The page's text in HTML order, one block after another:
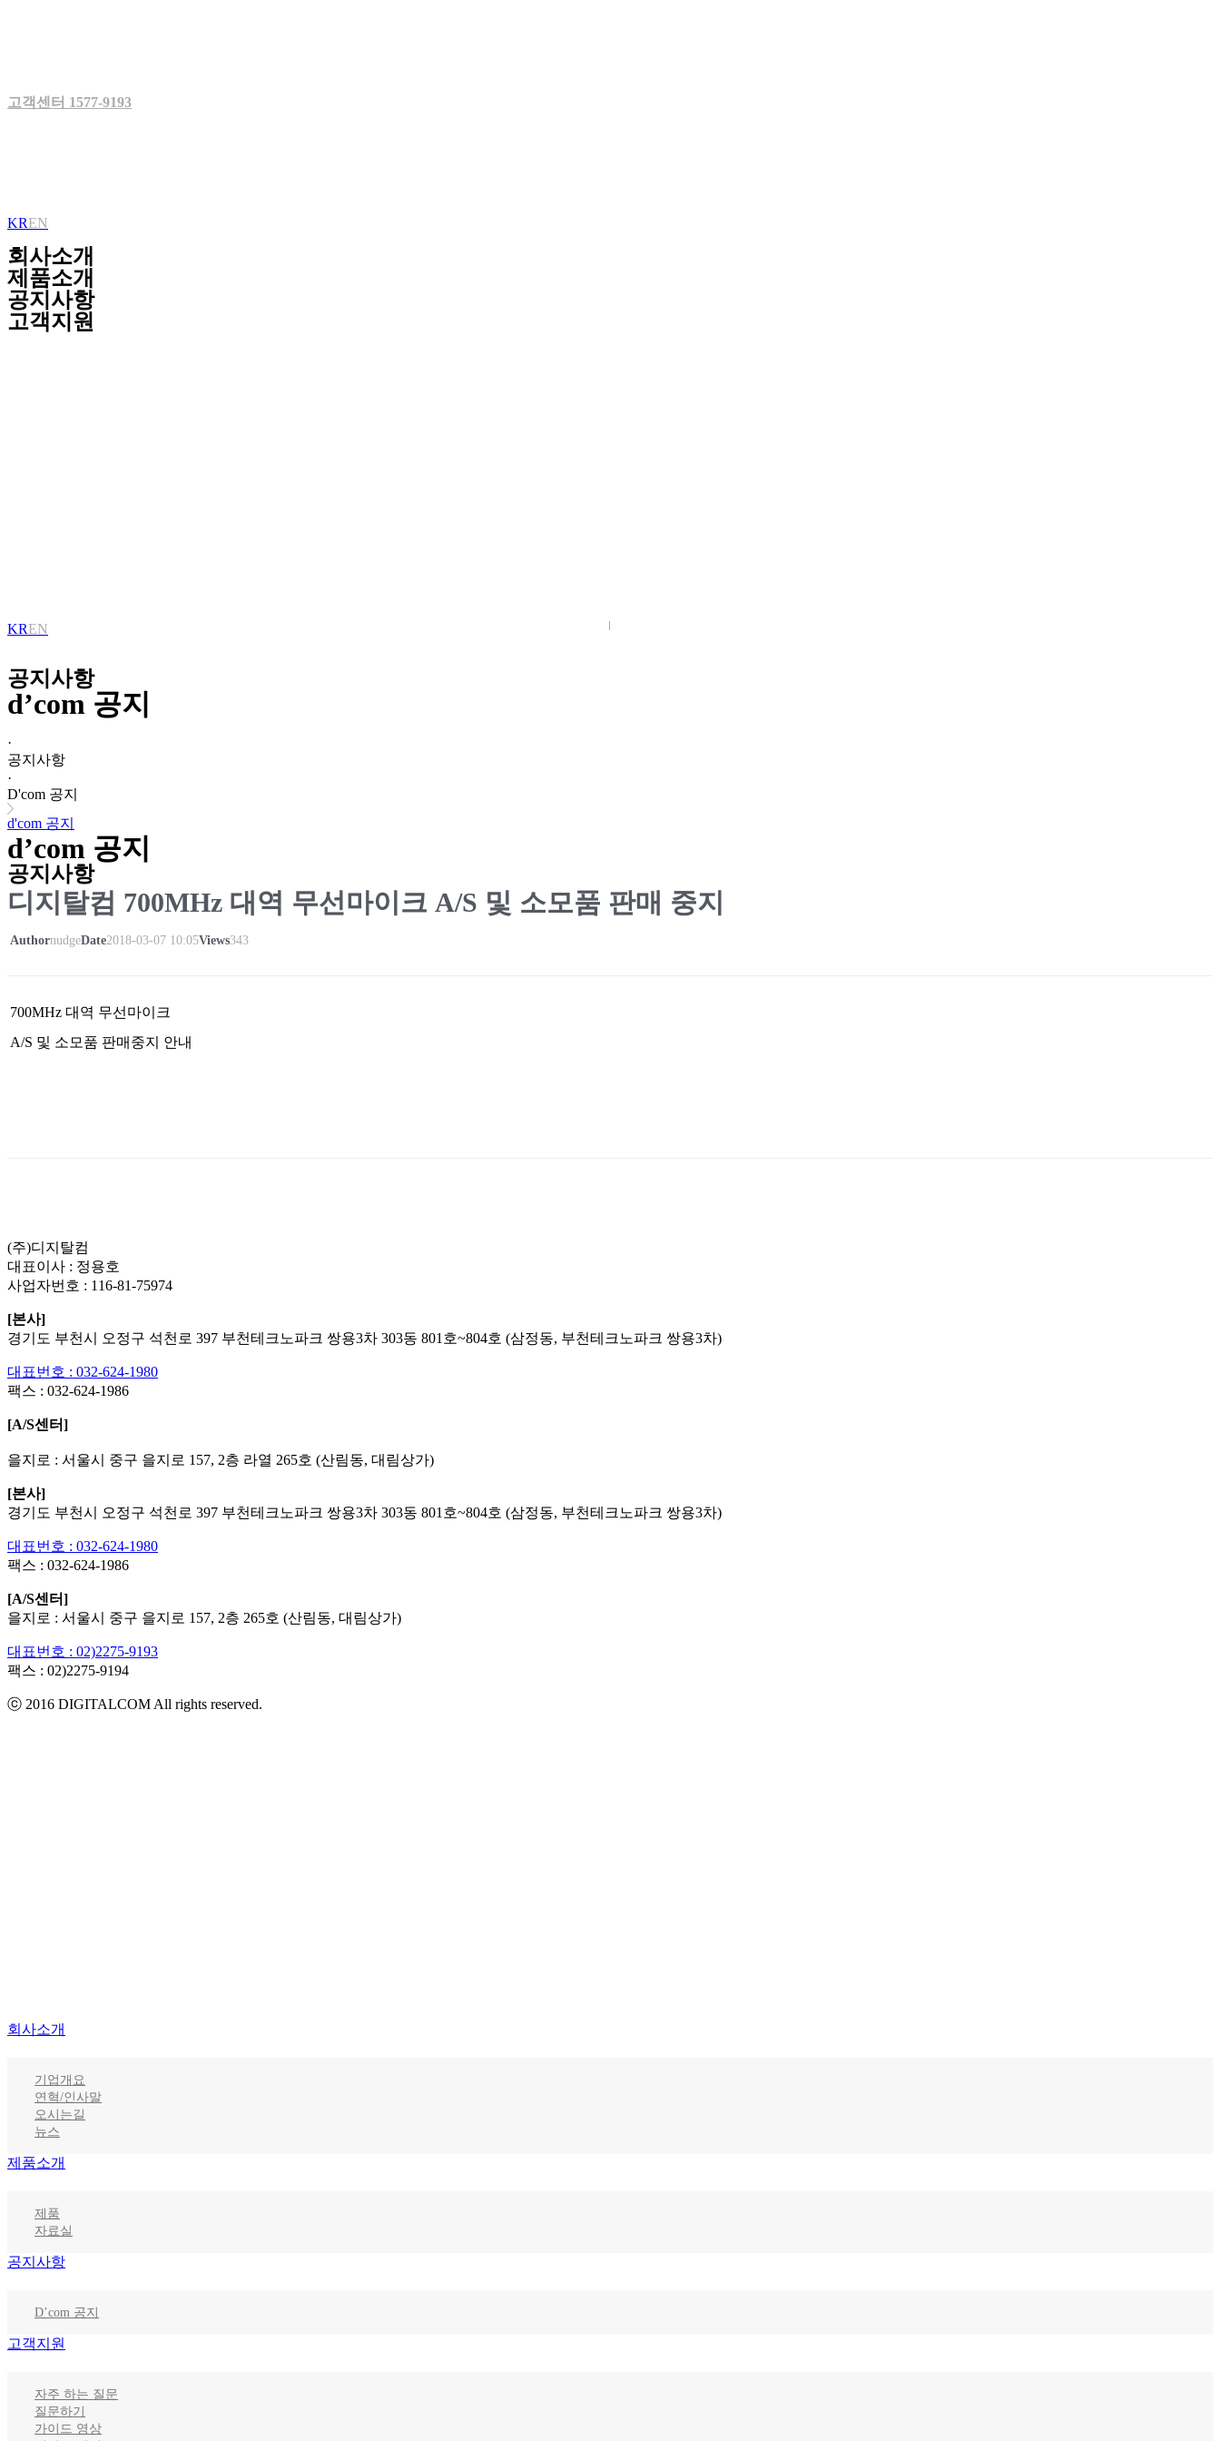
고객센터 1577-9193
KREN
회사소개
제품소개
공지사항
고객지원
KREN
공지사항
d’com 공지
·
공지사항
·
D'com 공지
d'com 공지
d’com 공지
공지사항
디지탈컴 700MHz 대역 무선마이크 A/S 및 소모품 판매 중지
AuthornudgeDate2018-03-07 10:05Views343
700MHz 대역 무선마이크
A/S 및 소모품 판매중지 안내
(주)디지탈컴
대표이사 : 정용호
사업자번호 : 116-81-75974
[본사]
경기도 부천시 오정구 석천로 397 부천테크노파크 쌍용3차 303동 801호~804호 (삼정동, 부천테크노파크 쌍용3차)
대표번호 : 032-624-1980
팩스 : 032-624-1986
[A/S센터]
을지로 : 서울시 중구 을지로 157, 2층 라열 265호 (산림동, 대림상가)
[본사]
경기도 부천시 오정구 석천로 397 부천테크노파크 쌍용3차 303동 801호~804호 (삼정동, 부천테크노파크 쌍용3차)
대표번호 : 032-624-1980
팩스 : 032-624-1986
[A/S센터]
을지로 : 서울시 중구 을지로 157, 2층 265호 (산림동, 대림상가)
대표번호 : 02)2275-9193
팩스 : 02)2275-9194​
ⓒ 2016 DIGITALCOM All rights reserved.
회사소개
기업개요
연혁/인사말
오시는길
뉴스
제품소개
제품
자료실
공지사항
D’com 공지
고객지원
자주 하는 질문
질문하기
가이드 영상